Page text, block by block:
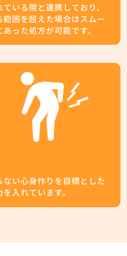
いる院と連携しており、
囲を超えた場合はスムー
った処方が可能です。
い心身作りを目標とした
入れています。